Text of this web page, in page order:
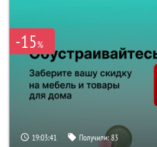
-15%
19:03:40 Получили:83